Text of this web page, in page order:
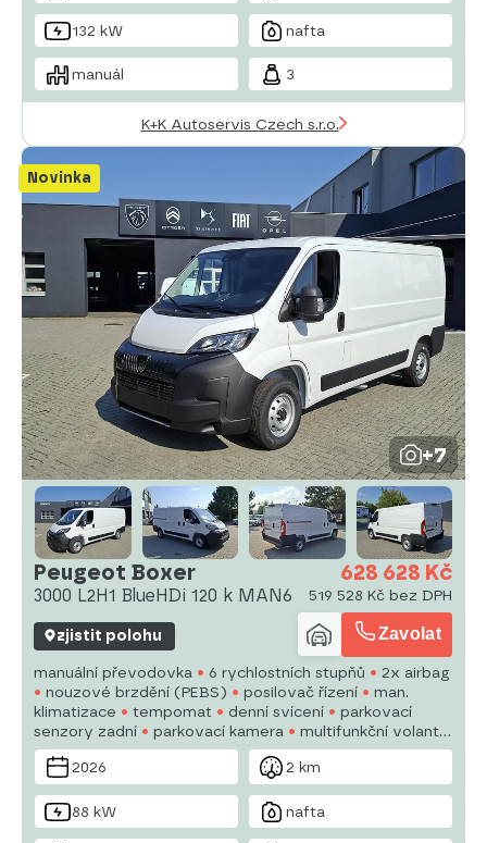
132 kW nafta
manuál 3
K+K Autoservis Czech s.r.o.
Novinka
+7
Peugeot Boxer
3000 L2H1 BlueHDi 120 k MAN6
628 628 Kč
519 528 Kč bez DPH
zjistit polohu Zavolat
manuální převodovka 6 rychlostních stupňů
2x airbag
nouzové brzdění (PEBS)
posilovač řízení
man.
klimatizace
tempomat denní svícení
parkovací
senzory zadní
parkovací kamera
multifunkční volant
hands free
bluetooth
el. přední okna
plnohodnotné rezervní kolo
2026 2 km
88 kW nafta